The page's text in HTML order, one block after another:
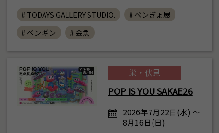
# TODAYS GALLERY STUDIO.
# ペンぎょ展
# ペンギン
# 金魚
栄・伏見
POP IS YOU SAKAE26
2026年7月22日(水) ～
8月16日(日)